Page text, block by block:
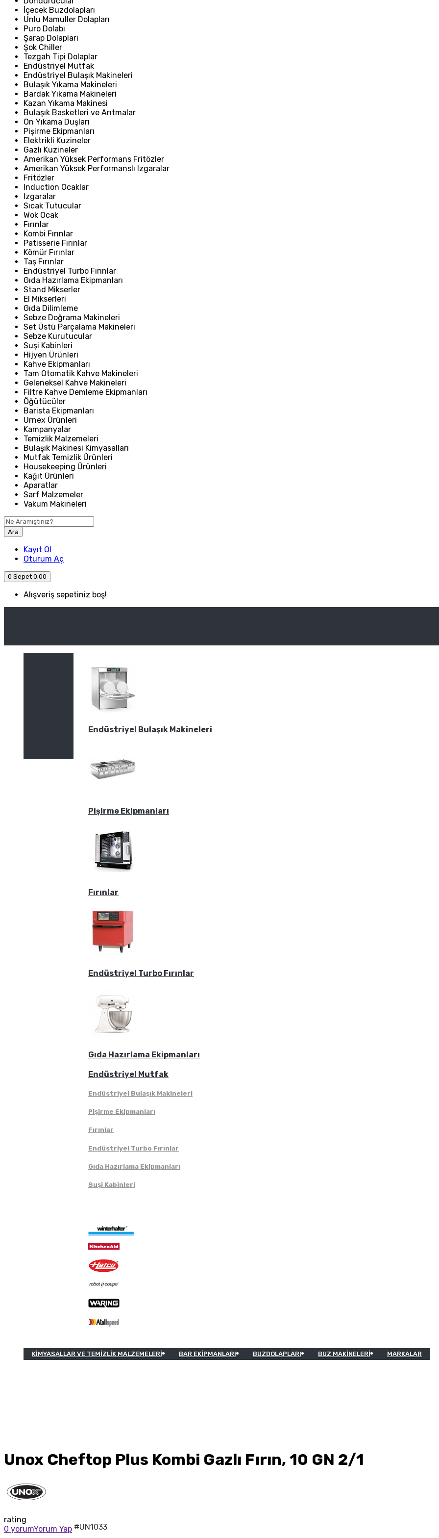
İçecek Buzdolapları
Unlu Mamuller Dolapları
Puro Dolabı
Şarap Dolapları
Şok Chiller
Tezgah Tipi Dolaplar
Endüstriyel Mutfak
Endüstriyel Bulaşık Makineleri
Bulaşık Yıkama Makineleri
Bardak Yıkama Makineleri
Kazan Yıkama Makinesi
Bulaşık Basketleri ve Arıtmalar
Ön Yıkama Duşları
Pişirme Ekipmanları
Elektrikli Kuzineler
Gazlı Kuzineler
Amerikan Yüksek Performans Fritözler
Amerikan Yüksek Performanslı Izgaralar
Fritözler
Induction Ocaklar
Izgaralar
Sıcak Tutucular
Wok Ocak
Fırınlar
Kombi Fırınlar
Patisserie Fırınlar
Kömür Fırınlar
Taş Fırınlar
Endüstriyel Turbo Fırınlar
Gıda Hazırlama Ekipmanları
Stand Mikserler
El Mikserleri
Gıda Dilimleme
Sebze Doğrama Makineleri
Set Üstü Parçalama Makineleri
Sebze Kurutucular
Suşi Kabinleri
Hijyen Ürünleri
Kahve Ekipmanları
Tam Otomatik Kahve Makineleri
Geleneksel Kahve Makineleri
Filtre Kahve Demleme Ekipmanları
Öğütücüler
Barista Ekipmanları
Urnex Ürünleri
Kampanyalar
Temizlik Malzemeleri
Bulaşık Makinesi Kimyasalları
Mutfak Temizlik Ürünleri
Housekeeping Ürünleri
Kağıt Ürünleri
Aparatlar
Sarf Malzemeler
Vakum Makineleri
Ara
Kayıt Ol
Oturum Aç
0 Sepet 0.00
Alışveriş sepetiniz boş!
Kategori
Endüstriyel Bulaşık Makineleri
Pişirme Ekipmanları
Fırınlar
Endüstriyel Turbo Fırınlar
Gıda Hazırlama Ekipmanları
Endüstriyel Mutfak
Endüstriyel Bulaşık Makineleri
Pişirme Ekipmanları
Fırınlar
Endüstriyel Turbo Fırınlar
Gıda Hazırlama Ekipmanları
Suşi Kabinleri
KIMYASALLAR VE TEMIZLIK MALZEMELERI BAR EKIPMANLARI BUZDOLAPLARI BUZ MAKINELERI MARKALAR
Unox Cheftop Plus Kombi Gazlı Fırın, 10 GN 2/1
rating
0 yorumYorum Yap #UN1033